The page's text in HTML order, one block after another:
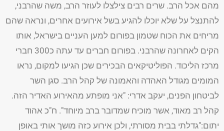
מהם אכל הרב. שרים רבים צילצלו לעוזר הרב, משה שהרבני,
להתנצל על שלא יוכלו להגיע בשל אירועים אחרים, ונראה שהם
מריחים את הכוח שטמון בפורום למען העניים בישראל, אותו
הקים לאחרונה שהרבני. בפורום חברים עד עתה כ300 חברי
מרכז הליכוד. הפוליטיקאים הבכירים שכן הגיעו למקום, נראו
המומים מגודל האהדה והאמונה של קהל הרב. סגן השר
לביטחון הפנים, יעקב אדרי: "אני מופתע מהאירוע האדיר הזה.
קהל רב מאוד, אשר מוכיח שמדובר ברב מיוחד". ח"כ אהוד
יתום:"גדלתי בבית מסורתי, ולכן אירוע כזה מושך אותי באופן